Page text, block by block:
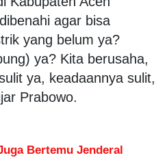
agar bisa
yang belum ya?
ya? Kita berusaha,
ya, keadaannya sulit,
Prabowo.
Bertemu Jenderal